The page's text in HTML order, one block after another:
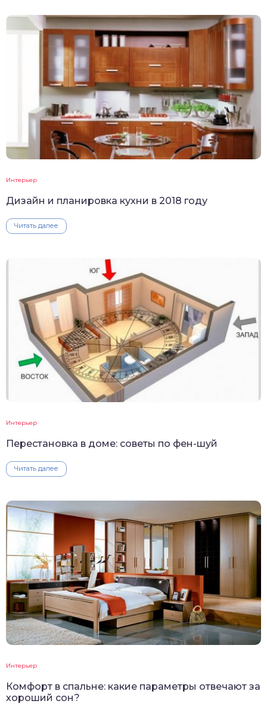
Интерьер
Дизайн и планировка кухни в 2018 году
Читать далее
Интерьер
Перестановка в доме: советы по фен-шуй
Читать далее
Интерьер
Комфорт в спальне: какие параметры отвечают за
хороший сон?